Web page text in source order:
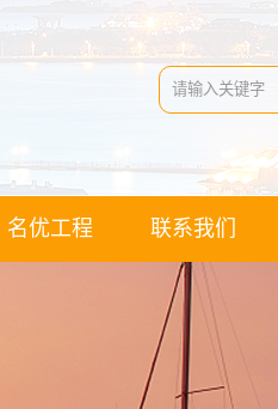
名优工程 联系我们